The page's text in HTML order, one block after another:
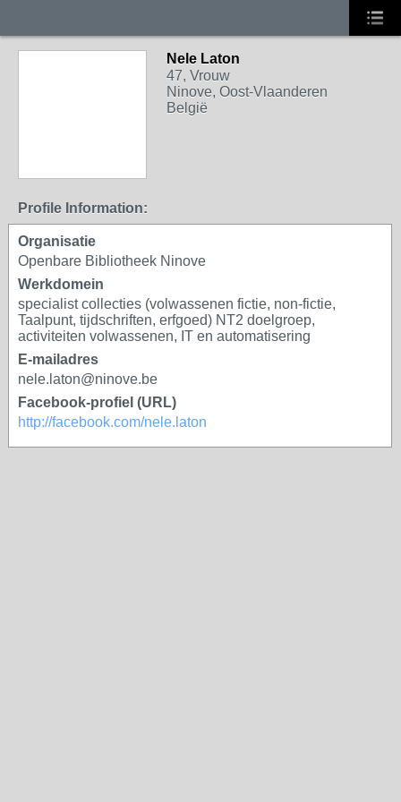
Nele Laton
47, Vrouw
Ninove, Oost-Vlaanderen
België
Profile Information:
Organisatie
Openbare Bibliotheek Ninove
Werkdomein
specialist collecties (volwassenen fictie, non-fictie,
Taalpunt, tijdschriften, erfgoed) NT2 doelgroep,
activiteiten volwassenen, IT en automatisering
E-mailadres
nele.laton@ninove.be
Facebook-profiel (URL)
http://facebook.com/nele.laton